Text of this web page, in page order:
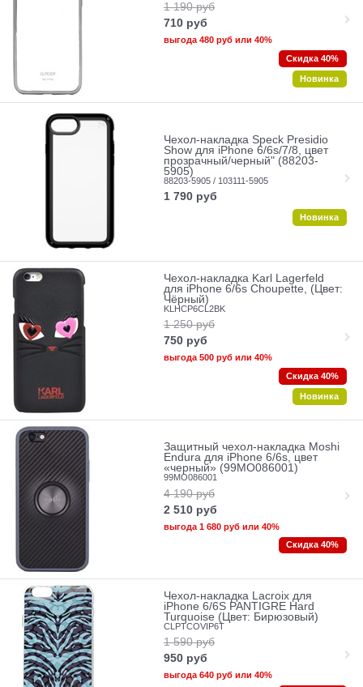
1 190 руб
710 руб
выгода 480 рубили 40%
Скидка 40%
Новинка
Чехол-накладка Speck Presidio
Show для iPhone 6/6s/7/8, цвет
прозрачный/черный" (88203-
5905)
88203-5905 / 103111-5905
1 790 руб
Новинка
Чехол-накладка Karl Lagerfeld
для iPhone 6/6s Choupette, (Цвет:
Чёрный)
KLHCP6CL2BK
1 250 руб
750 руб
выгода 500 рубили 40%
Скидка 40%
Новинка
Защитный чехол-накладка Moshi
Endura для iPhone 6/6s, цвет
«черный» (99MO086001)
99MO086001
4 190 руб
2 510 руб
выгода 1 680 рубили 40%
Скидка 40%
Чехол-накладка Lacroix для
iPhone 6/6S PANTIGRE Hard
Turquoise (Цвет: Бирюзовый)
CLPTCOVIP6T
1 590 руб
950 руб
выгода 640 рубили 40%